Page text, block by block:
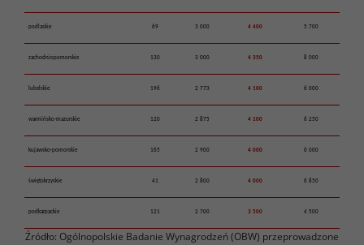
podlaskie 69 3 000 4 400 5 700
zachodniopomorskie 130 3 000 4 350 8 000
lubelskie 196 2 773 4 100 6 000
warmińsko-mazurskie 120 2 875 4 100 6 250
kujawsko-pomorskie 165 2 900 4 000 6 000
świętokrzyskie 41 2 800 4 000 6 850
podkarpackie 121 2 700 3 500 4 500
Źródło: Ogólnopolskie Badanie Wynagrodzeń (OBW) przeprowadzone